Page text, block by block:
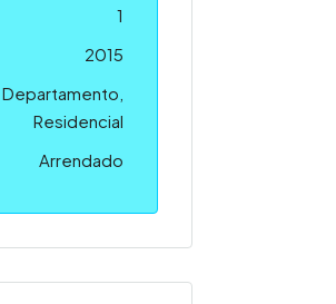
1
2015
Departamento,
Residencial
Arrendado